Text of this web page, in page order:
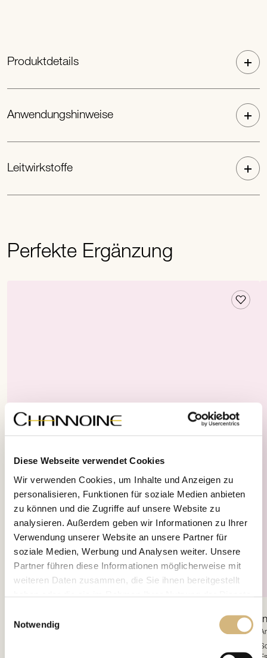
Diese Webseite verwendet Cookies
Wir verwenden Cookies, um Inhalte und Anzeigen zu
personalisieren, Funktionen für soziale Medien anbieten
zu können und die Zugriffe auf unsere Website zu
analysieren. Außerdem geben wir Informationen zu Ihrer
Verwendung unserer Website an unsere Partner für
soziale Medien, Werbung und Analysen weiter. Unsere
Partner führen diese Informationen möglicherweise mit
weiteren Daten zusammen, die Sie ihnen bereitgestellt
und im
mehr darüber, wer wir sind, wie Sie uns
Notwendig
Produktdetails
Anwendungshinweise
Leitwirkstoffe
Perfekte Ergänzung
Ultimate Skin Rejuvenation
Artikelnr. 12403 · 60 ml